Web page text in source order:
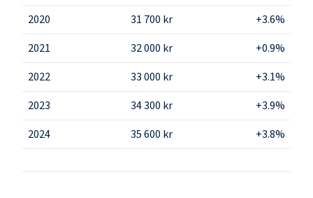
2020
31 700 kr
+3.6%
2021
32 000 kr
+0.9%
2022
33 000 kr
+3.1%
2023
34 300 kr
+3.9%
2024
35 600 kr +3.8%